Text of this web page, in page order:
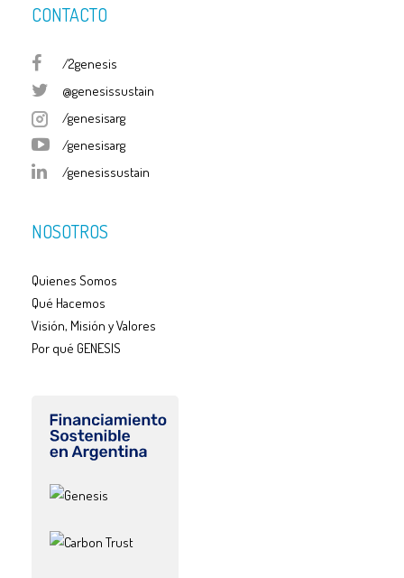
CONTACTO
/2genesis
@genesissustain
/genesisarg
/genesisarg
/genesissustain
NOSOTROS
Quienes Somos
Qué Hacemos
Visión, Misión y Valores
Por qué GENESIS